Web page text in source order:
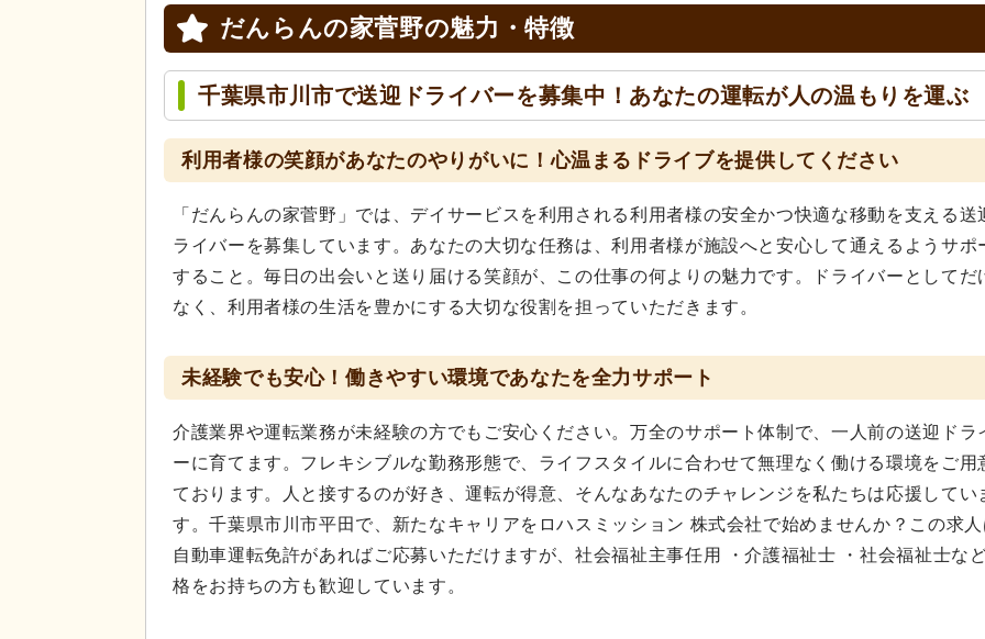
だんらんの家菅野の魅力・特徴
千葉県市川市で送迎ドライバーを募集中！あなたの運転が人の温もりを運ぶ
利用者様の笑顔があなたのやりがいに！心温まるドライブを提供してください
「だんらんの家菅野」では、デイサービスを利用される利用者様の安全かつ快適な移動を支える送
ライバーを募集しています。あなたの大切な任務は、利用者様が施設へと安心して通えるようサポ
すること。毎日の出会いと送り届ける笑顔が、この仕事の何よりの魅力です。ドライバーとしてだ
なく、利用者様の生活を豊かにする大切な役割を担っていただきます。
未経験でも安心！働きやすい環境であなたを全力サポート
介護業界や運転業務が未経験の方でもご安心ください。万全のサポート体制で、一人前の送迎ドラ
ーに育てます。フレキシブルな勤務形態で、ライフスタイルに合わせて無理なく働ける環境をご用
ております。人と接するのが好き、運転が得意、そんなあなたのチャレンジを私たちは応援してい
す。千葉県市川市平田で、新たなキャリアをロハスミッション 株式会社で始めませんか？この求人
自動車運転免許があればご応募いただけますが、社会福祉主事任用 ・介護福祉士 ・社会福祉士な
格をお持ちの方も歓迎しています。